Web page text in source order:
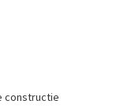
constructie